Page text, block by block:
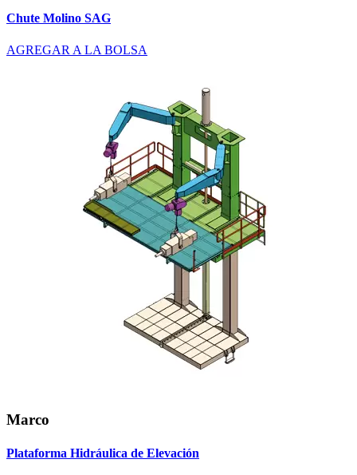
Chute Molino SAG
AGREGAR A LA BOLSA
Marco
Plataforma Hidráulica de Elevación